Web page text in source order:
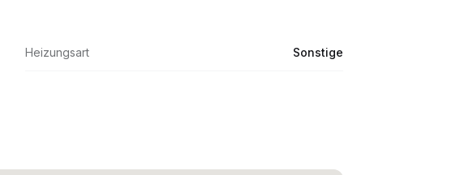
Heizungsart Sonstige